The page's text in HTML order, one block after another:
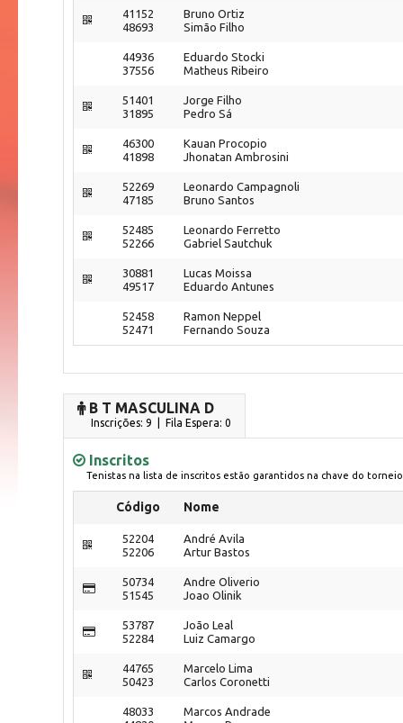
41152
48693
Bruno Ortiz
Simão Filho
44936
37556
Eduardo Stocki
Matheus Ribeiro
51401
31895
Jorge Filho
Pedro Sá
46300
41898
Kauan Procopio
Jhonatan Ambrosini
52269
47185
Leonardo Campagnoli
Bruno Santos
52485
52266
Leonardo Ferretto
Gabriel Sautchuk
30881
49517
Lucas Moissa
Eduardo Antunes
52458
52471
Ramon Neppel
Fernando Souza
B T MASCULINA D
Inscrições: 9 | Fila Espera: 0
Inscritos
Tenistas na lista de inscritos estão garantidos na chave do torneio
Código Nome
52204
52206
André Avila
Artur Bastos
50734
51545
Andre Oliverio
Joao Olinik
53787
52284
João Leal
Luiz Camargo
44765
50423
Marcelo Lima
Carlos Coronetti
48033
Marcos Andrade